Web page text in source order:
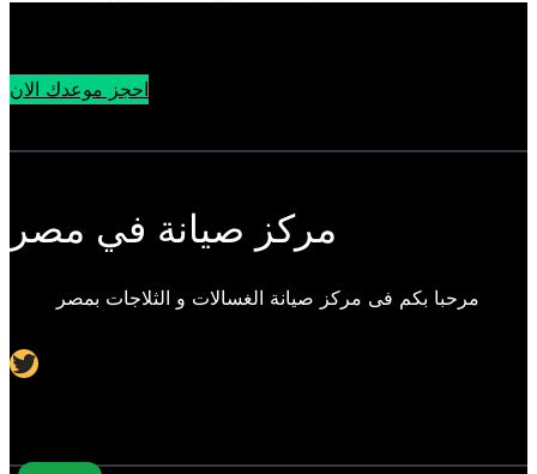
احجز موعدك الان
مركز صيانة في مصر
مرحبا بكم فى مركز صيانة الغسالات و الثلاجات بمصر
Twitter